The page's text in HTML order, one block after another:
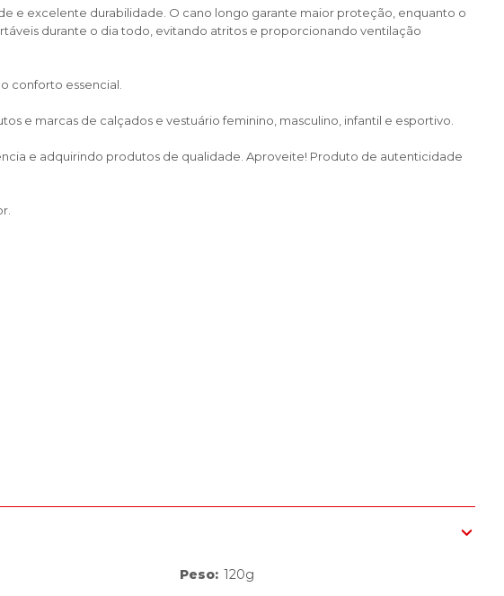
e excelente durabilidade. O cano longo garante maior proteção, enquanto o
durante o dia todo, evitando atritos e proporcionando ventilação
conforto essencial.
e marcas de calçados e vestuário feminino, masculino, infantil e esportivo.
e adquirindo produtos de qualidade. Aproveite! Produto de autenticidade
Peso: 120g